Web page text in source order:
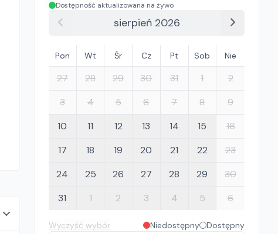
Dostępność aktualizowana na żywo
sierpień 2026
Pon Wt Śr Cz Pt Sob Nie
27 28 29 30 31 1
2
3
4 5 6 7 8
9
10
11 12 13 14 15
16
17
18 19 20 21 22
23
24
25 26 27 28 29
30
31
1 2 3 4 5 6
Wyczyść wybór Niedostępny Dostępny